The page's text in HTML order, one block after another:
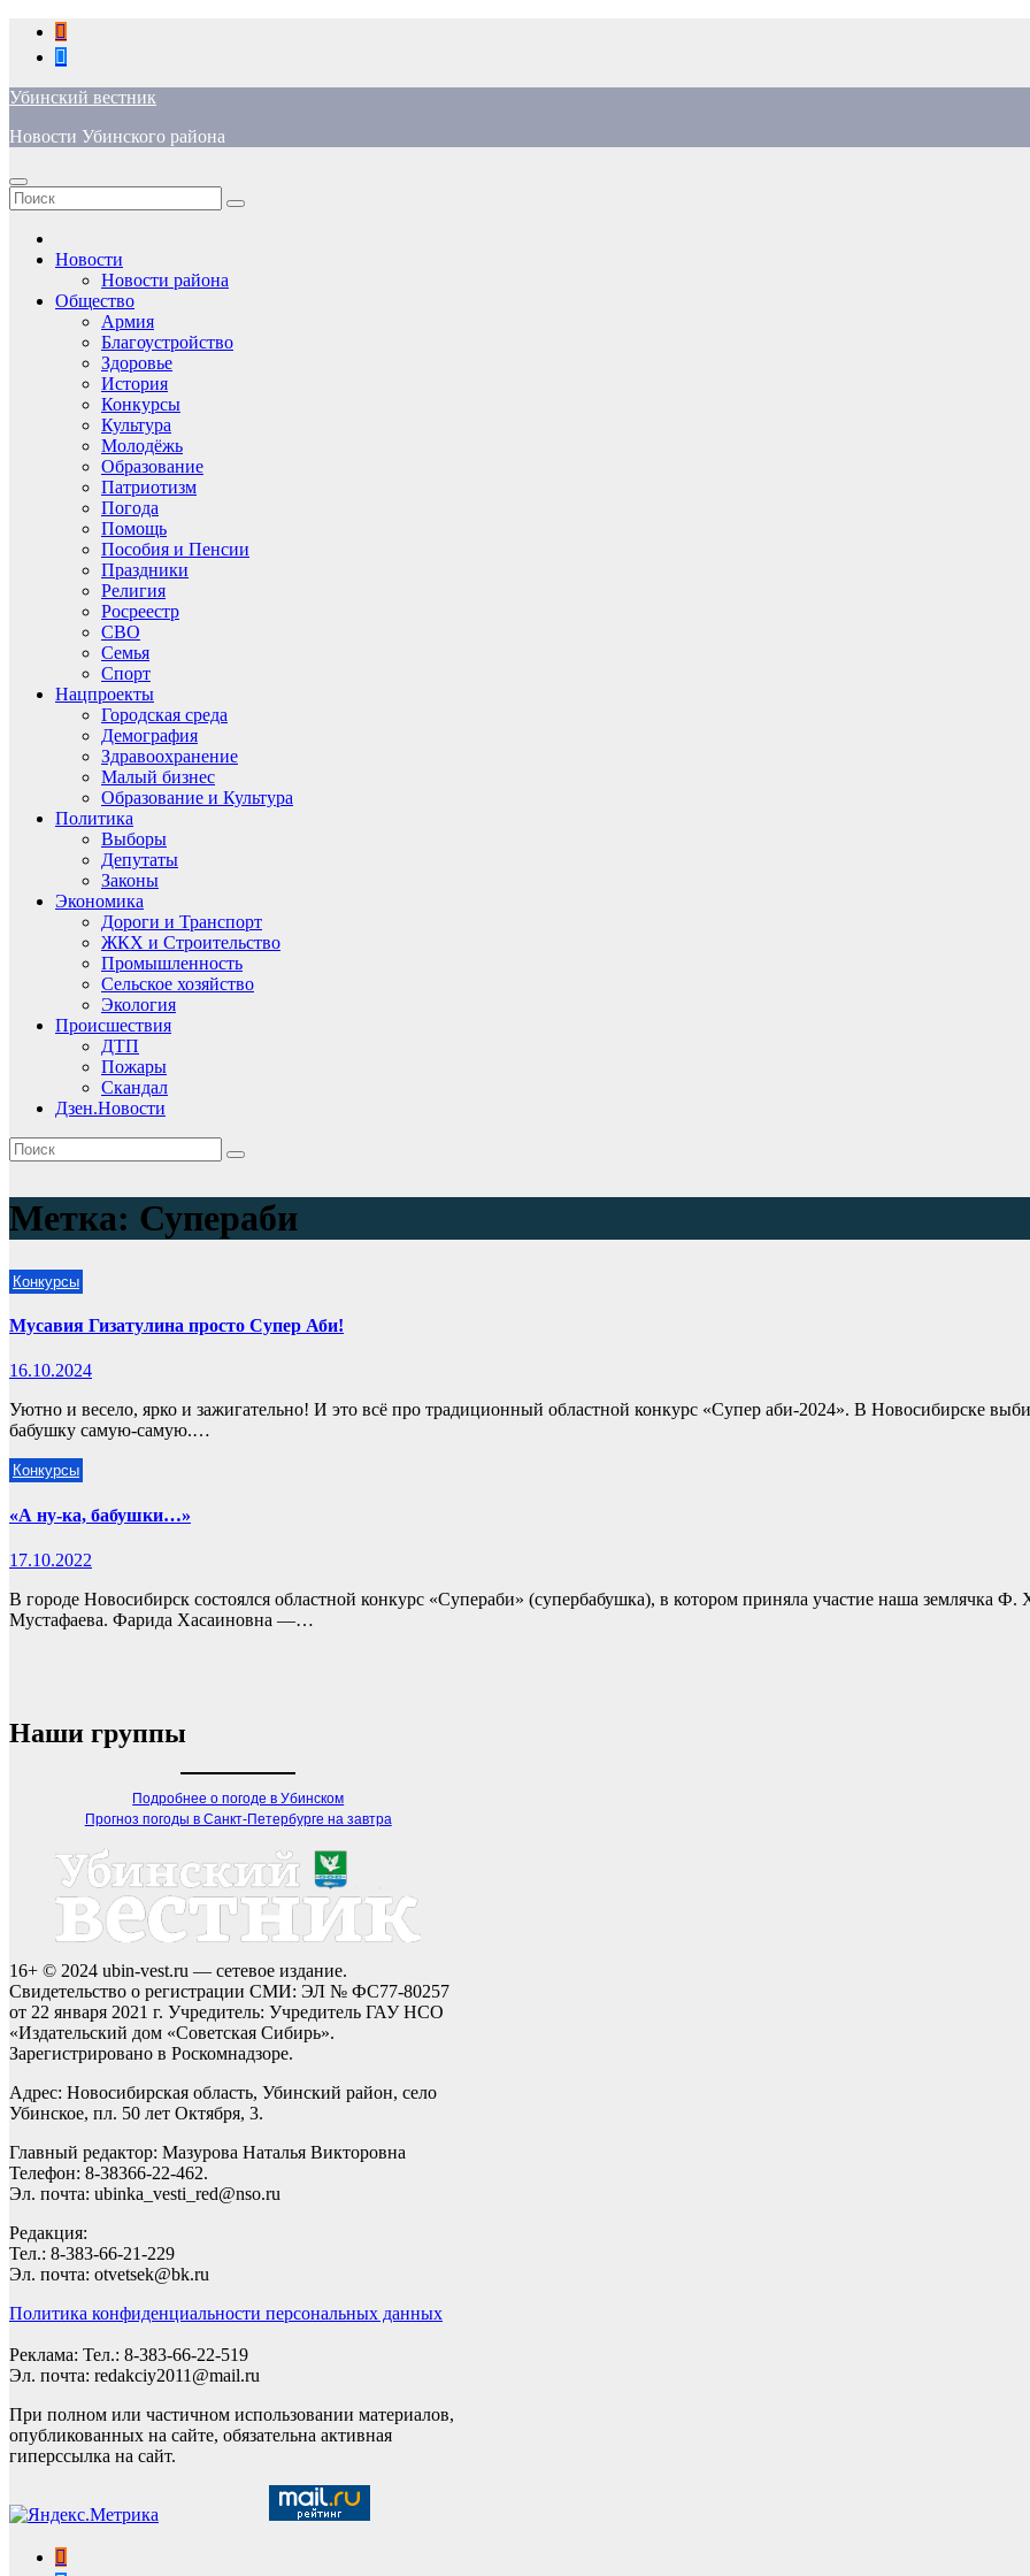
Перейти
содержимому
Убинский вестник
Новости Убинского района
Новости
Новости района
Общество
Армия
Благоустройство
Здоровье
История
Конкурсы
Культура
Молодёжь
Образование
Патриотизм
Погода
Помощь
Пособия и Пенсии
Праздники
Религия
Росреестр
СВО
Семья
Спорт
Нацпроекты
Городская среда
Демография
Здравоохранение
Малый бизнес
Образование и Культура
Политика
Выборы
Депутаты
Законы
Экономика
Дороги и Транспорт
ЖКХ и Строительство
Промышленность
Сельское хозяйство
Экология
Происшествия
ДТП
Пожары
Скандал
Дзен.Новости
Метка: Супераби
Конкурсы
Мусавия Гизатулина просто Супер Аби!
16.10.2024
Уютно и весело, ярко и зажигательно! И это всё про традиционный областной конкурс «Супер аби-2024». В Новосибирске
бабушку самую-самую.…
Конкурсы
«А ну-ка, бабушки…»
17.10.2022
В городе Новосибирск состоялся областной конкурс «Супераби» (супербабушка), в котором приняла участие наша землячка Ф.
Мустафаева. Фарида Хасаиновна —…
Наши группы
Подробнее о погоде в Убинском
Прогноз погоды в Санкт-Петербурге на завтра
16+ © 2024 ubin-vest.ru — сетевое издание.
Свидетельство о регистрации СМИ: ЭЛ № ФС77-80257
от 22 января 2021 г. Учредитель: Учредитель ГАУ НСО
«Издательский дом «Советская Сибирь».
Зарегистрировано в Роскомнадзоре.
Адрес: Новосибирская область, Убинский район, село
Убинское, пл. 50 лет Октября, 3.
Главный редактор: Мазурова Наталья Викторовна
Телефон: 8-38366-22-462.
Эл. почта: ubinka_vesti_red@nso.ru
Редакция:
Тел.: 8-383-66-21-229
Эл. почта: otvetsek@bk.ru
Политика конфиденциальности персональных данных
Реклама: Тел.: 8-383-66-22-519
Эл. почта: redakciy2011@mail.ru
При полном или частичном использовании материалов,
опубликованных на сайте, обязательна активная
гиперссылка на сайт.